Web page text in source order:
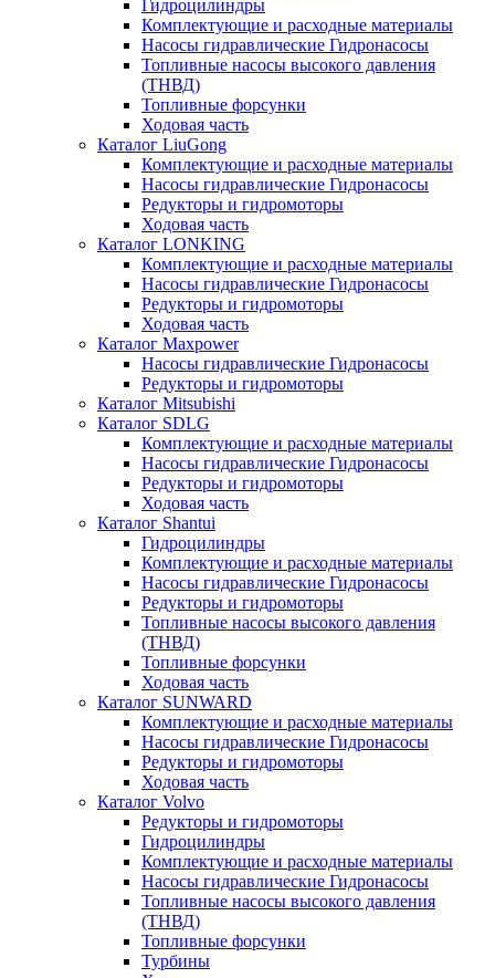
Гидроцилиндры
Комплектующие и расходные материалы
Насосы гидравлические Гидронасосы
Топливные насосы высокого давления
(ТНВД)
Топливные форсунки
Ходовая часть
Каталог LiuGong
Комплектующие и расходные материалы
Насосы гидравлические Гидронасосы
Редукторы и гидромоторы
Ходовая часть
Каталог LONKING
Комплектующие и расходные материалы
Насосы гидравлические Гидронасосы
Редукторы и гидромоторы
Ходовая часть
Каталог Maxpower
Насосы гидравлические Гидронасосы
Редукторы и гидромоторы
Каталог Mitsubishi
Каталог SDLG
Комплектующие и расходные материалы
Насосы гидравлические Гидронасосы
Редукторы и гидромоторы
Ходовая часть
Каталог Shantui
Гидроцилиндры
Комплектующие и расходные материалы
Насосы гидравлические Гидронасосы
Редукторы и гидромоторы
Топливные насосы высокого давления
(ТНВД)
Топливные форсунки
Ходовая часть
Каталог SUNWARD
Комплектующие и расходные материалы
Насосы гидравлические Гидронасосы
Редукторы и гидромоторы
Ходовая часть
Каталог Volvo
Редукторы и гидромоторы
Гидроцилиндры
Комплектующие и расходные материалы
Насосы гидравлические Гидронасосы
Топливные насосы высокого давления
(ТНВД)
Топливные форсунки
Турбины